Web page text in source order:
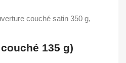
couché satin 350 g,
135 g)